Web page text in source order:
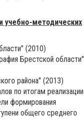
учебно-методических
(2010)
Брестской области"
района" (2013)
по итогам реализации
формирования
общего среднего